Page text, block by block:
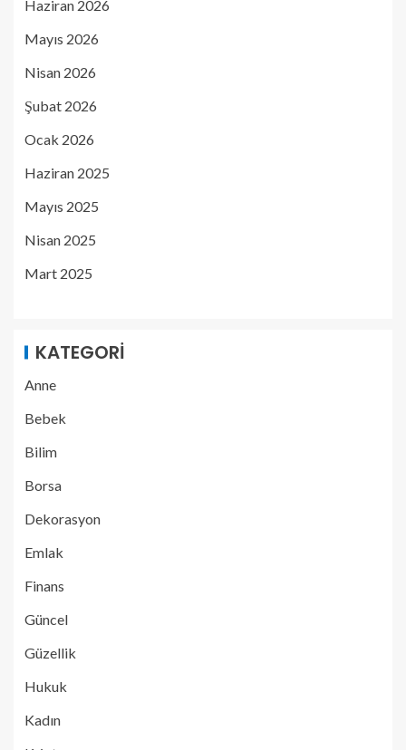
Haziran 2026
Mayıs 2026
Nisan 2026
Şubat 2026
Ocak 2026
Haziran 2025
Mayıs 2025
Nisan 2025
Mart 2025
KATEGORI
Anne
Bebek
Bilim
Borsa
Dekorasyon
Emlak
Finans
Güncel
Güzellik
Hukuk
Kadın